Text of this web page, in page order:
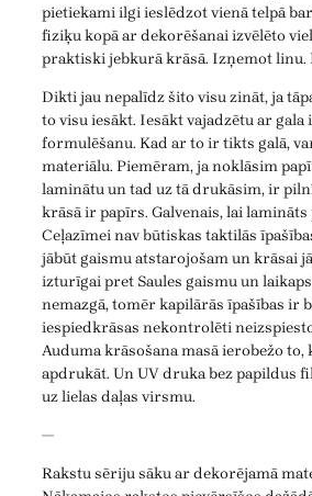
pietiekami ilgi ieslēdzot vienā telpā
fiziķu kopā ar dekorēšanai izvēlēto
praktiski jebkurā krāsā. Izņemot linu.
Dikti jau nepalīdz šito visu zināt, ja
to visu iesākt. Iesākt vajadzētu ar gala
formulēšanu. Kad ar to ir tikts galā,
materiālu. Piemēram, ja noklāsim
laminātu un tad uz tā drukāsim, ir
krāsā ir papīrs. Galvenais, lai lamināts
Ceļazīmei nav būtiskas taktilās
jābūt gaismu atstarojošam un krāsai
izturīgai pret Saules gaismu un
nemazgā, tomēr kapilārās īpašības ir
iespiedkrāsas nekontrolēti
Auduma krāsošana masā ierobežo to,
apdrukāt. Un UV druka bez papildus
uz lielas daļas virsmu.
—
Rakstu sēriju sāku ar dekorējamā